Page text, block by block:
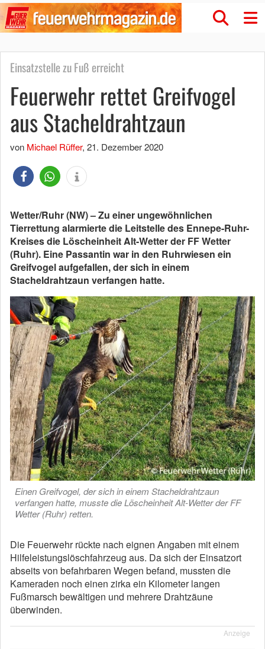
Einsatzstelle zu Fuß erreicht
Feuerwehr rettet Greifvogel
aus Stacheldrahtzaun
von Michael Rüffer, 21. Dezember 2020
Wetter/Ruhr (NW) – Zu einer ungewöhnlichen
Tierrettung alarmierte die Leitstelle des Ennepe-Ruhr-
Kreises die Löscheinheit Alt-Wetter der FF Wetter
(Ruhr). Eine Passantin war in den Ruhrwiesen ein
Greifvogel aufgefallen, der sich in einem
Stacheldrahtzaun verfangen hatte.
Einen Greifvogel, der sich in einem Stacheldrahtzaun
verfangen hatte, musste die Löscheinheit Alt-Wetter der FF
Wetter (Ruhr) retten.
Die Feuerwehr rückte nach eignen Angaben mit einem
Hilfeleistungslöschfahrzeug aus. Da sich der Einsatzort
abseits von befahrbaren Wegen befand, mussten die
Kameraden noch einen zirka ein Kilometer langen
Fußmarsch bewältigen und mehrere Drahtzäune
überwinden.
Anzeige